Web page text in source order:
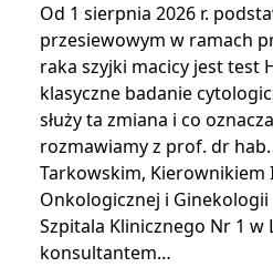
Od 1 sierpnia 2026 r.
przesiewowym w ramach
raka szyjki macicy jest test
klasyczne badanie
służy ta zmiana i co
rozmawiamy z prof. dr hab.
Tarkowskim, Kierownikiem
Onkologicznej i
Szpitala Klinicznego Nr 1 w
konsultantem…